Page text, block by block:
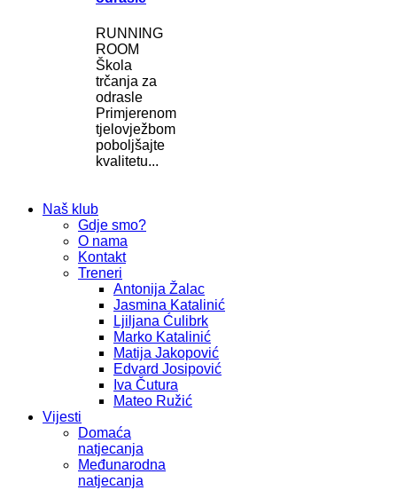
RUNNING
ROOM
Škola
trčanja za
odrasle
Primjerenom
tjelovježbom
poboljšajte
kvalitetu...
Naš klub
Gdje smo?
O nama
Kontakt
Treneri
Antonija Žalac
Jasmina Katalinić
Ljiljana Ćulibrk
Marko Katalinić
Matija Jakopović
Edvard Josipović
Iva Čutura
Mateo Ružić
Vijesti
Domaća
natjecanja
Međunarodna
natjecanja